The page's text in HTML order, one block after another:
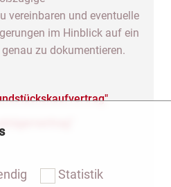
vereinbaren und eventuelle
im Hinblick auf ein
zu dokumentieren.
Statistik